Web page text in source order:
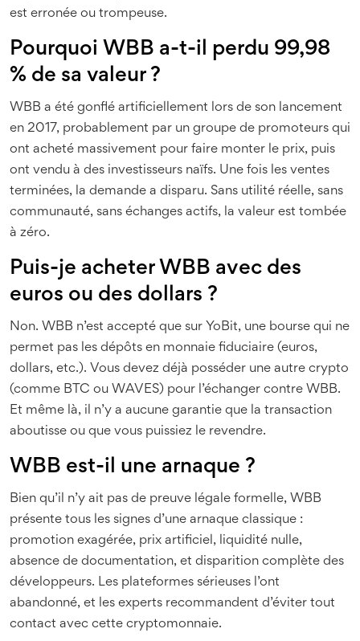
est erronée ou trompeuse.
Pourquoi WBB a-t-il perdu 99,98
% de sa valeur ?
WBB a été gonflé artificiellement lors de son lancement
en 2017, probablement par un groupe de promoteurs qui
ont acheté massivement pour faire monter le prix, puis
ont vendu à des investisseurs naïfs. Une fois les ventes
terminées, la demande a disparu. Sans utilité réelle, sans
communauté, sans échanges actifs, la valeur est tombée
à zéro.
Puis-je acheter WBB avec des
euros ou des dollars ?
Non. WBB n’est accepté que sur YoBit, une bourse qui ne
permet pas les dépôts en monnaie fiduciaire (euros,
dollars, etc.). Vous devez déjà posséder une autre crypto
(comme BTC ou WAVES) pour l’échanger contre WBB.
Et même là, il n’y a aucune garantie que la transaction
aboutisse ou que vous puissiez le revendre.
WBB est-il une arnaque ?
Bien qu’il n’y ait pas de preuve légale formelle, WBB
présente tous les signes d’une arnaque classique :
promotion exagérée, prix artificiel, liquidité nulle,
absence de documentation, et disparition complète des
développeurs. Les plateformes sérieuses l’ont
abandonné, et les experts recommandent d’éviter tout
contact avec cette cryptomonnaie.